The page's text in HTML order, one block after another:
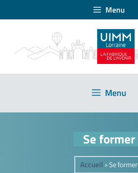
Menu
Menu
Se former
Accueil » Se former